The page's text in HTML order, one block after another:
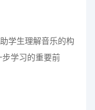
学生理解音乐的构
学习的重要前